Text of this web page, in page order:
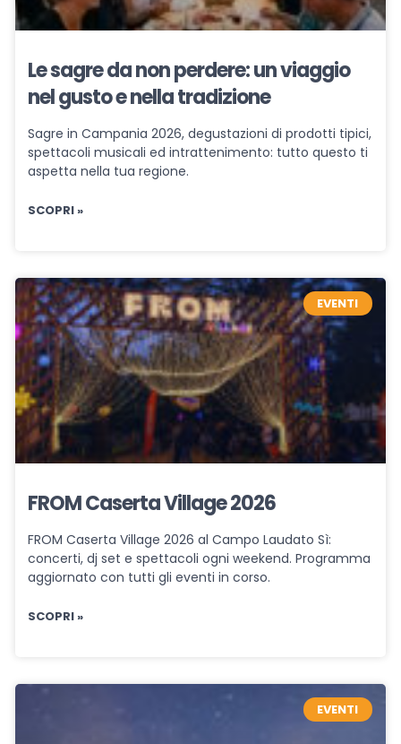
Le sagre da non perdere: un viaggio
nel gusto e nella tradizione
Sagre in Campania 2026, degustazioni di prodotti tipici,
spettacoli musicali ed intrattenimento: tutto questo ti
aspetta nella tua regione.
SCOPRI »
EVENTI
FROM Caserta Village 2026
FROM Caserta Village 2026 al Campo Laudato Sì:
concerti, dj set e spettacoli ogni weekend. Programma
aggiornato con tutti gli eventi in corso.
SCOPRI »
EVENTI